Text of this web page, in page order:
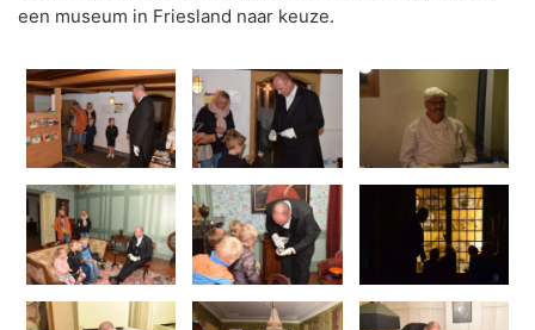
een museum in Friesland naar keuze.